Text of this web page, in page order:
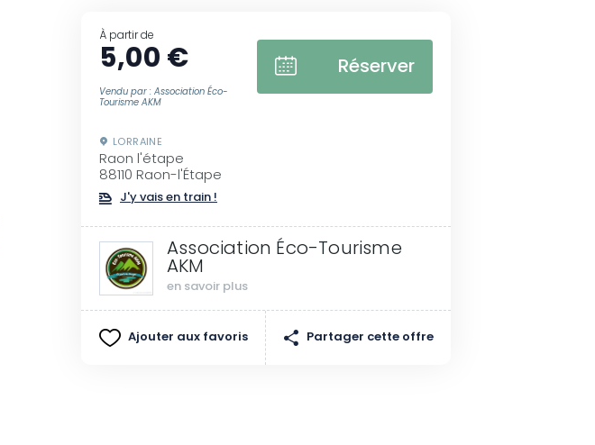
À partir de
5,00 €
Vendu par : Association Éco-
Tourisme AKM
Réserver
LORRAINE
Raon l'étape
88110 Raon-l'Étape
J'y vais en train !
Association Éco-Tourisme
AKM
en savoir plus
Ajouter aux favoris Partager cette offre